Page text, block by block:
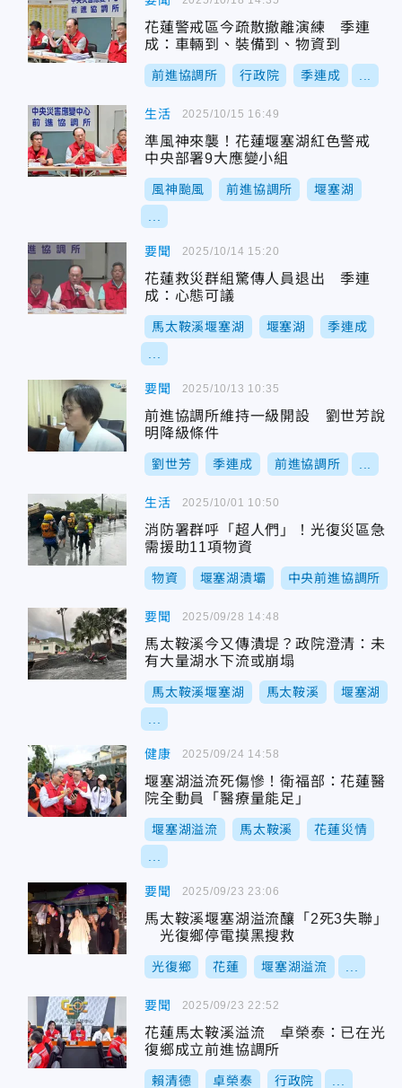
花蓮警戒區今疏散撤離演練 季連
成：車輛到、裝備到、物資到
前進協調所 行政院 季連成
生活
準風神來襲！花蓮堰塞湖紅色警戒
中央部署9大應變小組
風神颱風 前進協調所 堰塞湖
2025/10/15 16:49
要聞
花蓮救災群組驚傳人員退出 季連
成：心態可議
馬太鞍溪堰塞湖 堰塞湖 季連成
2025/10/14 15:20
要聞
前進協調所維持一級開設 劉世芳說
明降級條件
劉世芳 季連成 前進協調所
2025/10/13 10:35
生活
消防署群呼「超人們」！光復災區急
需援助11項物資
物資 堰塞湖潰壩 中央前進協調所
2025/10/01 10:50
要聞
馬太鞍溪今又傳潰堤？政院澄清：未
有大量湖水下流或崩塌
馬太鞍溪堰塞湖 馬太鞍溪 堰塞湖
2025/09/28 14:48
健康
堰塞湖溢流死傷慘！衛福部：花蓮醫
院全動員「醫療量能足」
堰塞湖溢流 馬太鞍溪 花蓮災情
2025/09/24 14:58
要聞
馬太鞍溪堰塞湖溢流釀「2死3失聯」
光復鄉停電摸黑搜救
光復鄉 花蓮 堰塞湖溢流
2025/09/23 23:06
要聞
花蓮馬太鞍溪溢流 卓榮泰：已在光
復鄉成立前進協調所
賴清德 卓榮泰 行政院
2025/09/23 22:52